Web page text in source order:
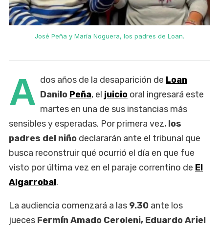
José Peña y María Noguera, los padres de Loan.
A dos años de la desaparición de Loan
Danilo Peña, el juicio oral ingresará este
martes en una de sus instancias más
sensibles y esperadas. Por primera vez, los
padres del niño declararán ante el tribunal que
busca reconstruir qué ocurrió el día en que fue
visto por última vez en el paraje correntino de El
Algarrobal.
La audiencia comenzará a las 9.30 ante los
jueces Fermín Amado Ceroleni, Eduardo Ariel